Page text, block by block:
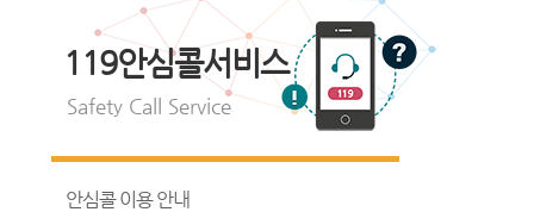
119안심콜서비스
Safety Call Service
안심콜 이용 안내